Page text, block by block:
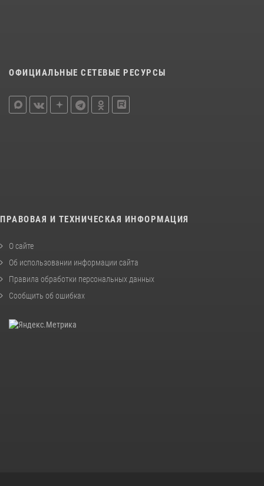
ОФИЦИАЛЬНЫЕ СЕТЕВЫЕ РЕСУРСЫ
ПРАВОВАЯ И ТЕХНИЧЕСКАЯ ИНФОРМАЦИЯ
О сайте
Об использовании информации сайта
Правила обработки персональных данных
Сообщить об ошибках